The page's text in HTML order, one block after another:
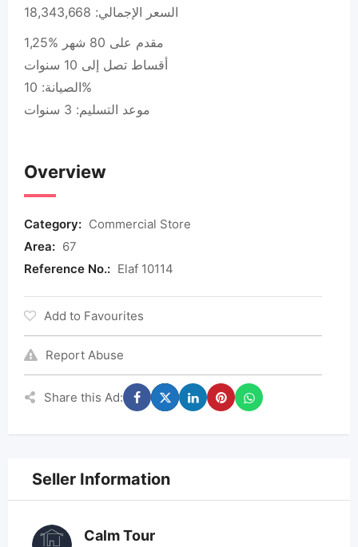
السعر الإجمالي: 18,343,668
1,25% مقدم على 80 شهر
أقساط تصل إلى 10 سنوات
الصيانة: 10%
موعد التسليم: 3 سنوات
Overview
Category: Commercial Store
Area: 67
Reference No.: Elaf 10114
Add to Favourites
Report Abuse
Share this Ad:
Seller Information
Calm Tour